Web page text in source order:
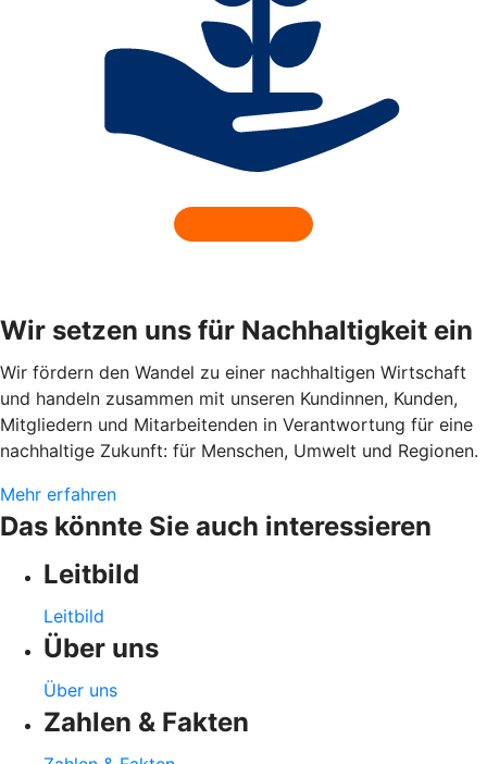
Wir setzen uns für Nachhaltigkeit ein
Wir fördern den Wandel zu einer nachhaltigen Wirtschaft
und handeln zusammen mit unseren Kundinnen, Kunden,
Mitgliedern und Mitarbeitenden in Verantwortung für eine
nachhaltige Zukunft: für Menschen, Umwelt und Regionen.
Mehr erfahren
Das könnte Sie auch interessieren
Leitbild
Leitbild
Über uns
Über uns
Zahlen & Fakten